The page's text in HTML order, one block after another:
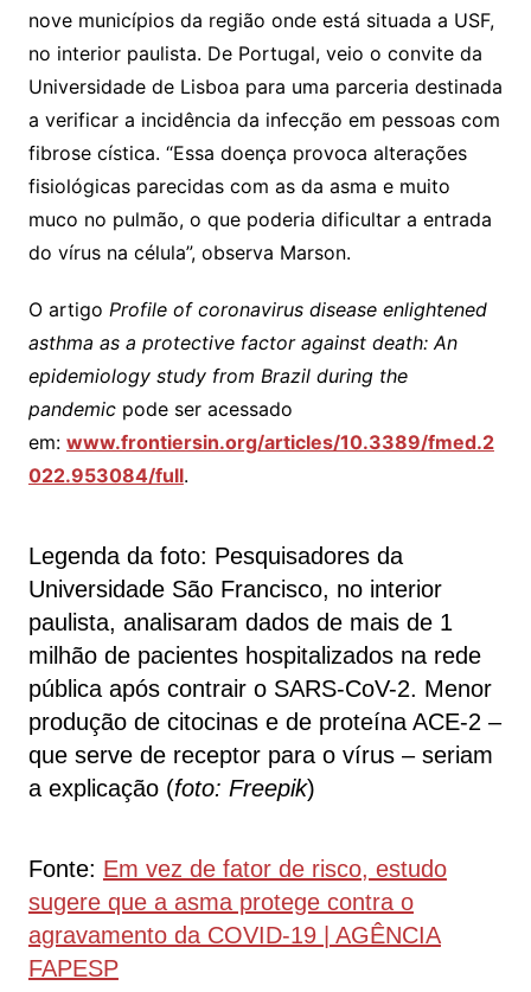
nove municípios da região onde está situada a USF,
no interior paulista. De Portugal, veio o convite da
Universidade de Lisboa para uma parceria destinada
a verificar a incidência da infecção em pessoas com
fibrose cística. “Essa doença provoca alterações
fisiológicas parecidas com as da asma e muito
muco no pulmão, o que poderia dificultar a entrada
do vírus na célula”, observa Marson.
O artigo Profile of coronavirus disease enlightened
asthma as a protective factor against death: An
epidemiology study from Brazil during the
pandemicpode ser acessado
em: www.frontiersin.org/articles/10.3389/fmed.2
022.953084/full.
Legenda da foto: Pesquisadores da
Universidade São Francisco, no interior
paulista, analisaram dados de mais de 1
milhão de pacientes hospitalizados na rede
pública após contrair o SARS-CoV-2. Menor
produção de citocinas e de proteína ACE-2 –
que serve de receptor para o vírus – seriam
a explicação (foto: Freepik)
Fonte: Em vez de fator de risco, estudo
sugere que a asma protege contra o
agravamento da COVID-19 | AGÊNCIA
FAPESP